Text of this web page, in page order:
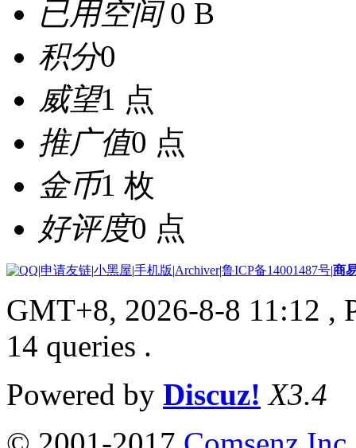
已用空间0 B
积分0
威望1 点
推广值0 点
金币1 枚
好评度0 点
|申请友链|小黑屋|手机版|Archiver|鲁ICP备14001487号|商
GMT+8, 2026-8-8 11:12 ,
14 queries .
Powered by Discuz! X3.4